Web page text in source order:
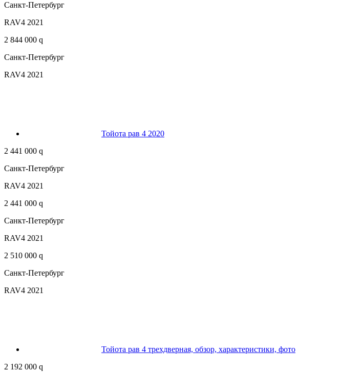
Санкт-Петербург
RAV4 2021
2 844 000 q
Санкт-Петербург
RAV4 2021
Тойота рав 4 2020
2 441 000 q
Санкт-Петербург
RAV4 2021
2 441 000 q
Санкт-Петербург
RAV4 2021
2 510 000 q
Санкт-Петербург
RAV4 2021
Тойота рав 4 трехдверная, обзор, характеристики, фото
2 192 000 q